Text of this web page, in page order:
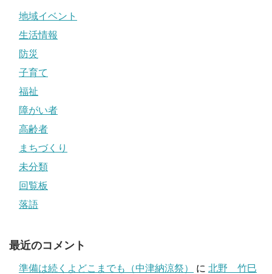
地域イベント
生活情報
防災
子育て
福祉
障がい者
高齢者
まちづくり
未分類
回覧板
落語
最近のコメント
準備は続くよどこまでも（中津納涼祭） に 北野 竹巳